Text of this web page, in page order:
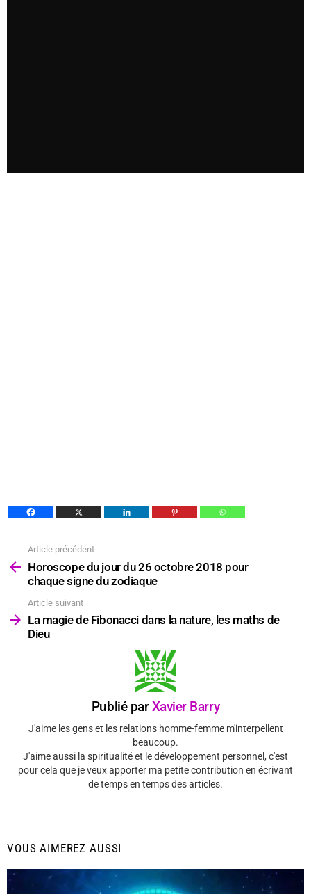
plus
Article précédent
Horoscope du jour du 26 octobre 2018 pour
chaque signe du zodiaque
Article suivant
La magie de Fibonacci dans la nature, les maths de
Dieu
Publié parXavier Barry
J'aime les gens et les relations homme-femme m'interpellent
beaucoup.
J'aime aussi la spiritualité et le développement personnel, c'est
pour cela que je veux apporter ma petite contribution en écrivant
de temps en temps des articles.
VOUS AIMEREZ AUSSI